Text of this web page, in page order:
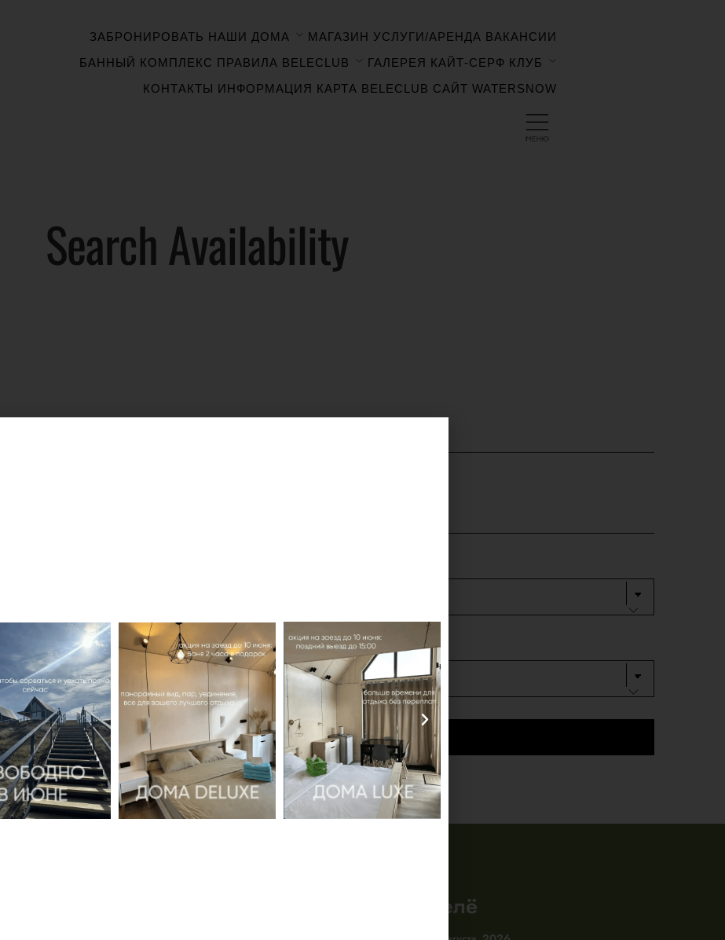
ЗАБРОНИРОВАТЬ НАШИ ДОМА МАГАЗИН УСЛУГИ/АРЕНДА ВАКАНСИИ
БАННЫЙ КОМПЛЕКС ПРАВИЛА BELECLUB ГАЛЕРЕЯ КАЙТ-СЕРФ КЛУБ
КОНТАКТЫ ИНФОРМАЦИЯ КАРТА BELECLUB САЙТ WATERSNOW
Search Availability
Белё